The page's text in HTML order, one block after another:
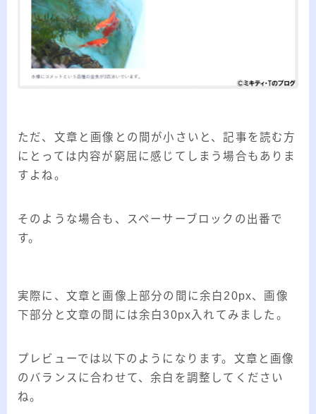
ただ、文章と画像との間が小さいと、記事を読む方
にとっては内容が窮屈に感じてしまう場合もありま
すよね。
そのような場合も、スペーサーブロックの出番で
す。
実際に、文章と画像上部分の間に余白20px、画像
下部分と文章の間には余白30px入れてみました。
プレビューでは以下のようになります。文章と画像
のバランスに合わせて、余白を調整してください
ね。